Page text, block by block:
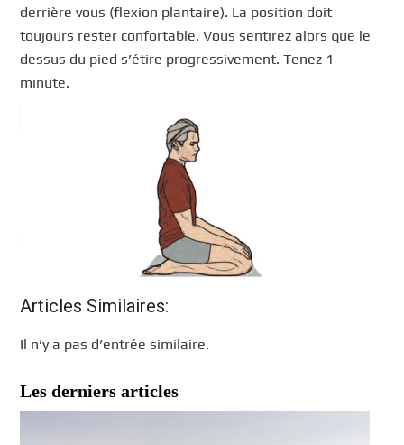
derrière vous (flexion plantaire). La position doit
toujours rester confortable. Vous sentirez alors que le
dessus du pied s’étire progressivement. Tenez 1
minute.
Articles Similaires:
Il n’y a pas d’entrée similaire.
Les derniers articles